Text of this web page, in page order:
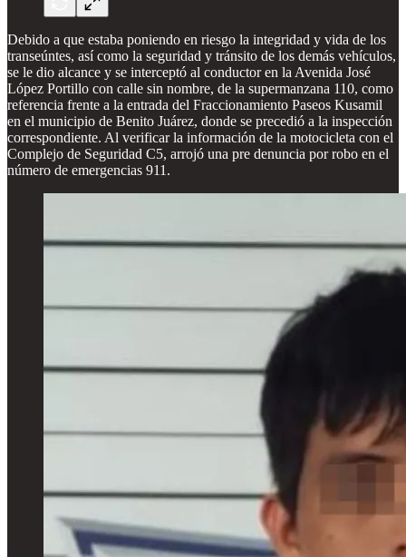
Debido a que estaba poniendo en riesgo la integridad y vida de los
transeúntes, así como la seguridad y tránsito de los demás vehículos,
se le dio alcance y se interceptó al conductor en la Avenida José
López Portillo con calle sin nombre, de la supermanzana 110, como
referencia frente a la entrada del Fraccionamiento Paseos Kusamil
en el municipio de Benito Juárez, donde se precedió a la inspección
correspondiente. Al verificar la información de la motocicleta con el
Complejo de Seguridad C5, arrojó una pre denuncia por robo en el
número de emergencias 911.